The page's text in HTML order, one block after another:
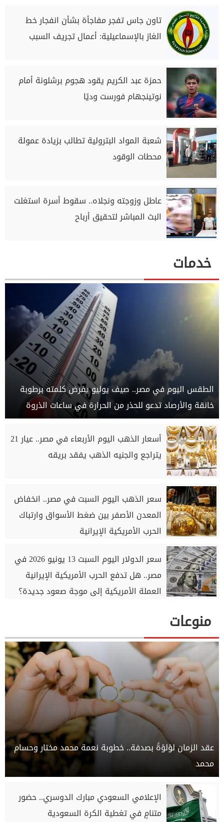
تاون جاس تفجر مفاجأة بشأن انفجار خط
الغاز بالإسماعيلية: أعمال تجريف السبب
حمزة عبد الكريم يقود هجوم برشلونة أمام
نوتينجهام فورست وديًا
شعبة المواد البترولية تطالب بزيادة عمولة
محطات الوقود
عاطل وزوجته ونجلاه.. سقوط أسرة استغلت
البث المباشر لتحقيق أرباح
خدمات
الطقس اليوم في مصر.. صيف يوليو يفرض كلمته برطوبة
خانقة والأرصاد تدعو للحذر من الحرارة في ساعات الذروة
أسعار الذهب اليوم الأربعاء في مصر.. عيار 21
يتراجع والجنيه الذهب يفقد بريقه
سعر الذهب اليوم السبت في مصر.. انخفاض
المعدن الأصفر بين ضغط الأسواق وارتباك
الحرب الأمريكية الإيرانية
سعر الدولار اليوم السبت 13 يونيو 2026 في
مصر.. هل تدفع الحرب الأمريكية الإيرانية
العملة الأمريكية إلى موجة صعود جديدة؟
منوعات
عقد الزمان لؤلؤةً بصدفة.. خطوبة نعمة محمد مختار وحسام
محمد
الإعلامي السعودي مبارك الدوسري.. حضور
متنامٍ في تغطية الكرة السعودية